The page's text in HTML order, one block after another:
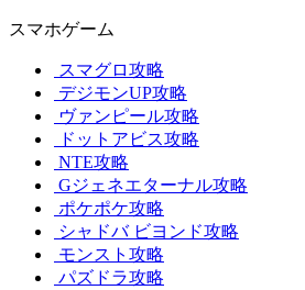
スマホゲーム
スマグロ攻略
デジモンUP攻略
ヴァンピール攻略
ドットアビス攻略
NTE攻略
Gジェネエターナル攻略
ポケポケ攻略
シャドバ ビヨンド攻略
モンスト攻略
パズドラ攻略